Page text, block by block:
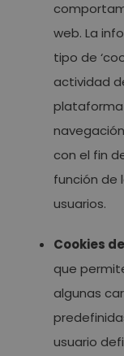
web. La
tipo de
actividad
plataforma
con el fin
función de
usuarios.
Cookies
que
algunas
usuario